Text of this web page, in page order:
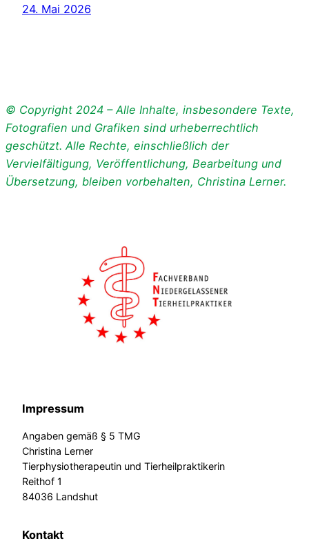
24. Mai 2026
© Copyright 2024 – Alle Inhalte, insbesondere Texte,
Fotografien und Grafiken sind urheberrechtlich
geschützt. Alle Rechte, einschließlich der
Vervielfältigung, Veröffentlichung, Bearbeitung und
Übersetzung, bleiben vorbehalten, Christina Lerner.
Impressum
Angaben gemäß § 5 TMG
Christina Lerner
Tierphysiotherapeutin und Tierheilpraktikerin
Reithof 1
84036 Landshut
Kontakt